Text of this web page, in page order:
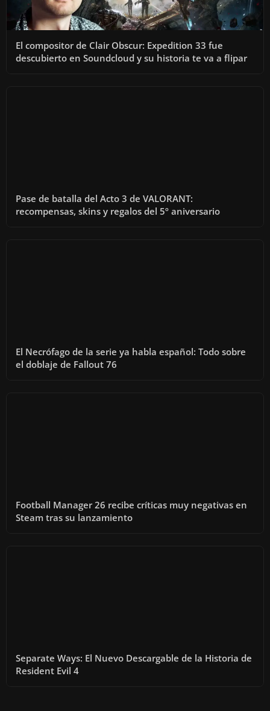
El compositor de Clair Obscur: Expedition 33 fue
descubierto en Soundcloud y su historia te va a flipar
Pase de batalla del Acto 3 de VALORANT:
recompensas, skins y regalos del 5º aniversario
El Necrófago de la serie ya habla español: Todo sobre
el doblaje de Fallout 76
Football Manager 26 recibe críticas muy negativas en
Steam tras su lanzamiento
Separate Ways: El Nuevo Descargable de la Historia de
Resident Evil 4